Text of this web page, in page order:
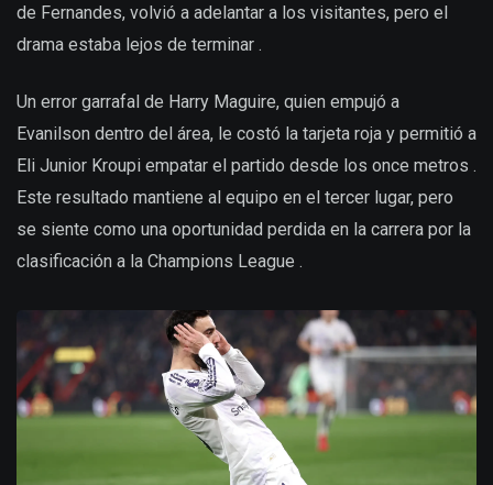
de Fernandes, volvió a adelantar a los visitantes, pero el
drama estaba lejos de terminar .
Un error garrafal de Harry Maguire, quien empujó a
Evanilson dentro del área, le costó la tarjeta roja y permitió a
Eli Junior Kroupi empatar el partido desde los once metros .
Este resultado mantiene al equipo en el tercer lugar, pero
se siente como una oportunidad perdida en la carrera por la
clasificación a la Champions League .